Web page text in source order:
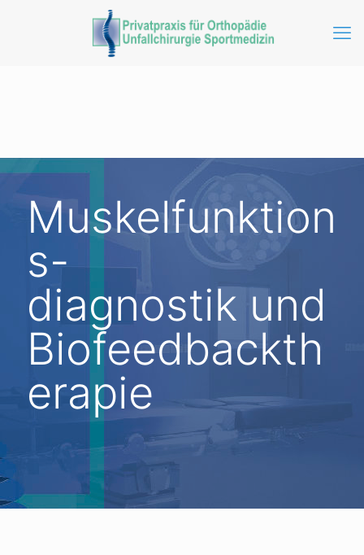
Muskelfunktion
s-
diagnostik und
Biofeedbackth
erapie